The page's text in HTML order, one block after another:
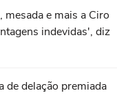
mesada e mais a Ciro
indevidas', diz
de delação premiada